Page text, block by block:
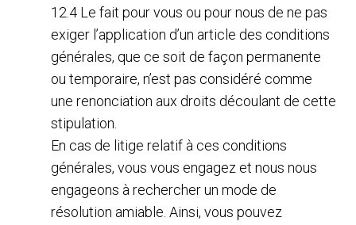
12.4 Le fait pour vous ou pour nous de ne pas
exiger l’application d’un article des conditions
générales, que ce soit de façon permanente
ou temporaire, n’est pas considéré comme
une renonciation aux droits découlant de cette
stipulation.
En cas de litige relatif à ces conditions
générales, vous vous engagez et nous nous
engageons à rechercher un mode de
résolution amiable. Ainsi, vous pouvez